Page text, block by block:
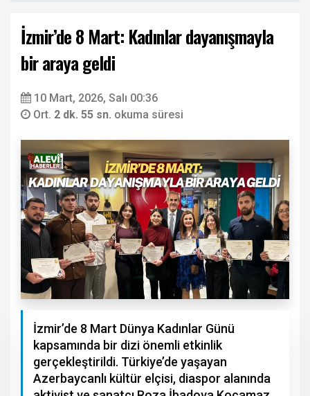
İzmir’de 8 Mart: Kadınlar dayanışmayla
bir araya geldi
10 Mart, 2026, Salı 00:36
Ort. 2 dk. 55 sn. okuma süresi
İzmir’de 8 Mart Dünya Kadınlar Günü
kapsamında bir dizi önemli etkinlik
gerçekleştirildi. Türkiye’de yaşayan
Azerbaycanlı kültür elçisi, diaspor alanında